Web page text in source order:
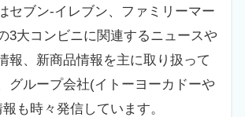
セブン-イレブン、ファミリーマー
3大コンビニに関連するニュースや
報、新商品情報を主に取り扱って
グループ会社(イトーヨーカドーや
も時々発信しています。